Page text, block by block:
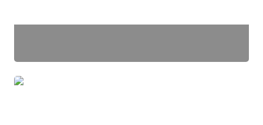
แมวชวนทำ-ปลาอบซอสสไปซี่มัสตาร์ด